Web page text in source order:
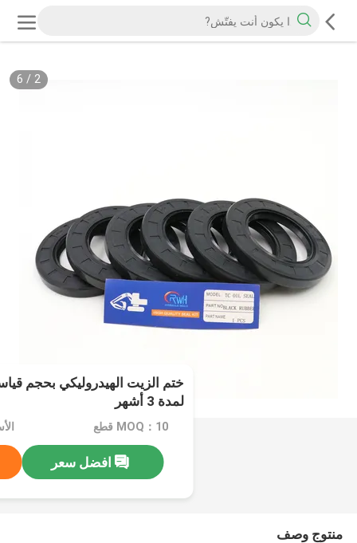
2
/
6
ختم الزيت الهيدروليكي بحجم
لمدة 3 أشهر
MOQ：10 قطع
افضل سعر
منتوج وصف